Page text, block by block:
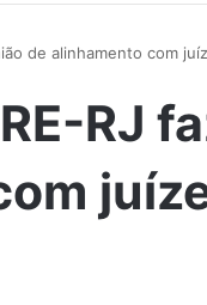
de alinhamento com
RJ